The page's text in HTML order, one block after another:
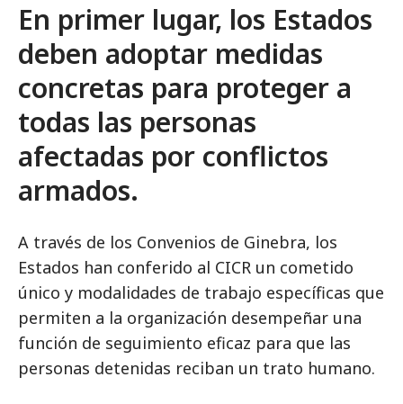
En primer lugar, los Estados
deben adoptar medidas
concretas para proteger a
todas las personas
afectadas por conflictos
armados.
A través de los Convenios de Ginebra, los
Estados han conferido al CICR un cometido
único y modalidades de trabajo específicas que
permiten a la organización desempeñar una
función de seguimiento eficaz para que las
personas detenidas reciban un trato humano.